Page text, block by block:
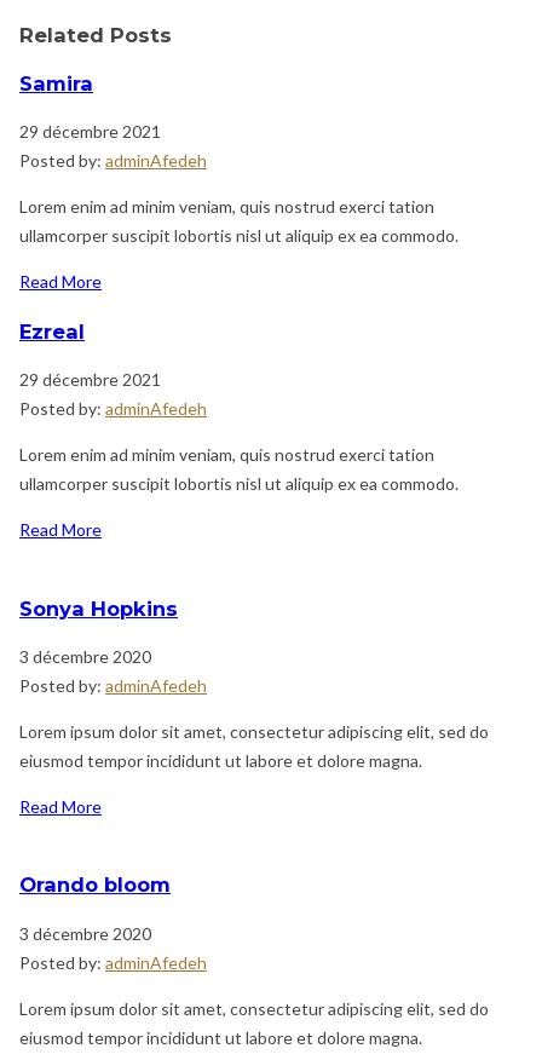
Related Posts
Samira
29 décembre 2021
Posted by: adminAfedeh
Lorem enim ad minim veniam, quis nostrud exerci tation
ullamcorper suscipit lobortis nisl ut aliquip ex ea commodo.
Read More
Ezreal
29 décembre 2021
Posted by: adminAfedeh
Lorem enim ad minim veniam, quis nostrud exerci tation
ullamcorper suscipit lobortis nisl ut aliquip ex ea commodo.
Read More
Sonya Hopkins
3 décembre 2020
Posted by: adminAfedeh
Lorem ipsum dolor sit amet, consectetur adipiscing elit, sed do
eiusmod tempor incididunt ut labore et dolore magna.
Read More
Orando bloom
3 décembre 2020
Posted by: adminAfedeh
Lorem ipsum dolor sit amet, consectetur adipiscing elit, sed do
eiusmod tempor incididunt ut labore et dolore magna.